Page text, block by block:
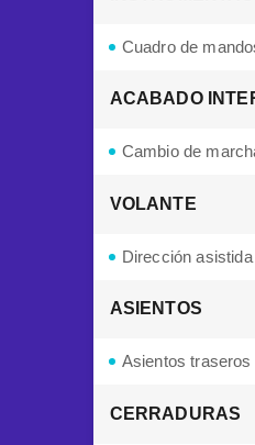
Cuadro de
ACABADO
Cambio de
VOLANTE
Dirección asistida
ASIENTOS
Asientos
CERRADURAS